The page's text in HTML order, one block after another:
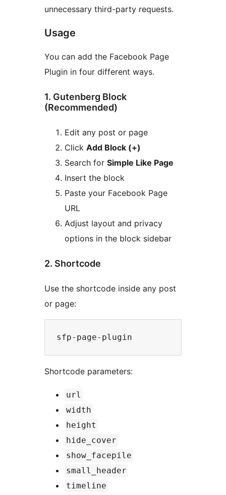
unnecessary third-party requests.
Usage
You can add the Facebook Page
Plugin in four different ways.
1. Gutenberg Block
(Recommended)
Edit any post or page
Click Add Block (+)
Search for Simple Like Page
Insert the block
Paste your Facebook Page
URL
Adjust layout and privacy
options in the block sidebar
2. Shortcode
Use the shortcode inside any post
or page:
Shortcode parameters:
url
width
height
hide_cover
show_facepile
small_header
timeline